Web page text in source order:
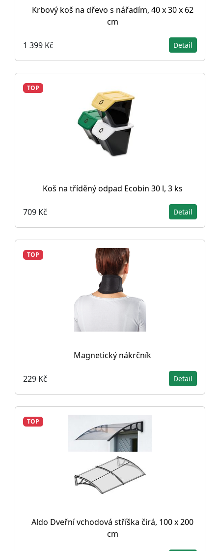
Krbový koš na dřevo s nářadím, 40 x 30 x 62
cm
1 399 Kč Detail
TOP
Koš na tříděný odpad Ecobin 30 l, 3 ks
709 Kč Detail
TOP
Magnetický nákrčník
229 Kč Detail
TOP
Aldo Dveřní vchodová stříška čirá, 100 x 200
cm